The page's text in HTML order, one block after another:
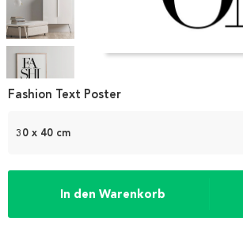
Item
1
30 x 40 cm
In den Warenkorb
Fashion Text Poster